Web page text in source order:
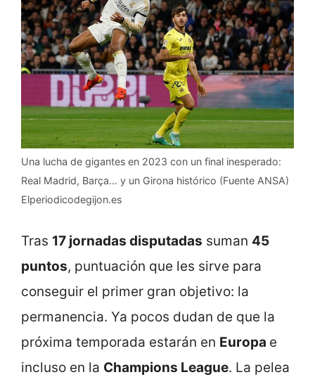
Una lucha de gigantes en 2023 con un final inesperado:
Real Madrid, Barça… y un Girona histórico (Fuente ANSA)
Elperiodicodegijon.es
Tras 17 jornadas disputadas suman 45
puntos, puntuación que les sirve para
conseguir el primer gran objetivo: la
permanencia. Ya pocos dudan de que la
próxima temporada estarán en Europa e
incluso en la Champions League. La pelea